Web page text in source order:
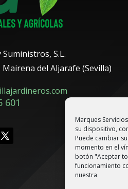
Marques
su dispositivo,
Puede cambiar
momento en el
botón "Aceptar
funcionamiento
nuestra
S.L.
del Aljarafe (Sevilla)
601